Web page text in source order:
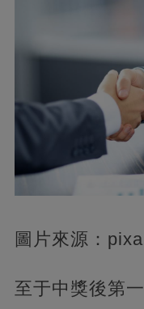
圖片來源：
至于中獎後第